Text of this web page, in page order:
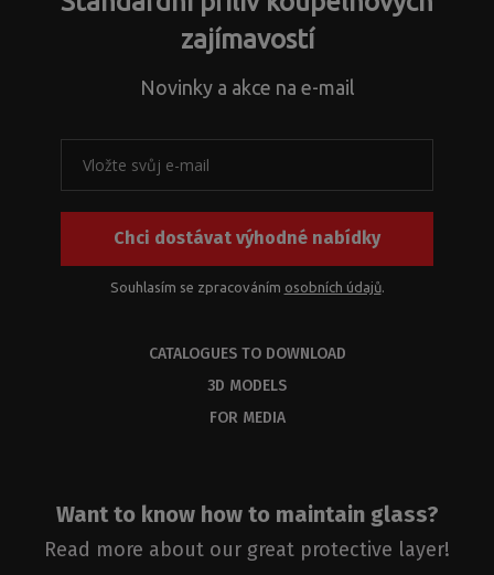
zajímavostí
Novinky a akce na e-mail
Chci dostávat výhodné nabídky
Souhlasím se zpracováním osobních údajů.
CATALOGUES TO DOWNLOAD
3D MODELS
FOR MEDIA
Want to know how to maintain glass?
Read more about our great protective layer!